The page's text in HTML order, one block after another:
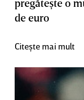
de euro
Citește mai mult